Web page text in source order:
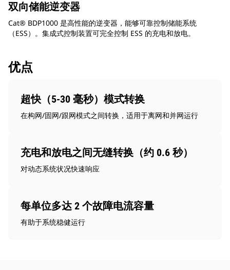
双向储能逆变器
Cat® BDP1000 是高性能的逆变器，能够可靠控制储能系统
（ESS）。集成式控制装置可完全控制 ESS 的充电和放电。
优点
超快（5-30 毫秒）模式转换
在构网/固网/跟网模式之间转换，适用于离网和并网运行
充电和放电之间无缝转换（约 0.6 秒）
对动态系统状况快速响应
每单位多达 2 个故障电流容量
有助于系统稳健运行